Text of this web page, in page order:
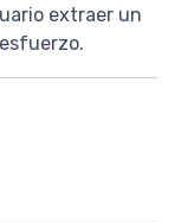
extraer un